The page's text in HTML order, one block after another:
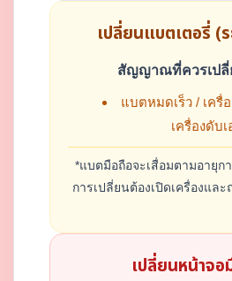
เปลี่ยนแบตเตอรี่ (
สัญญาณที่ควรเปลี่
แบตหมดเร็ว / เครื่
เครื่องดับเ
*แบตมือถือจะเสื่อมตามอายุก
การเปลี่ยนต้องเปิดเครื่องแล
เปลี่ยนหน้าจอ